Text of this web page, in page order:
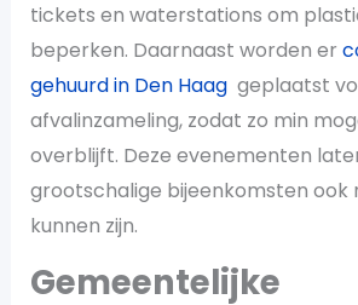
tickets en waterstations om
beperken. Daarnaast worden er
gehuurd in Den Haag geplaatst
afvalinzameling, zodat zo min
overblijft. Deze evenementen
grootschalige bijeenkomsten ook
kunnen zijn​.
Gemeentelijke